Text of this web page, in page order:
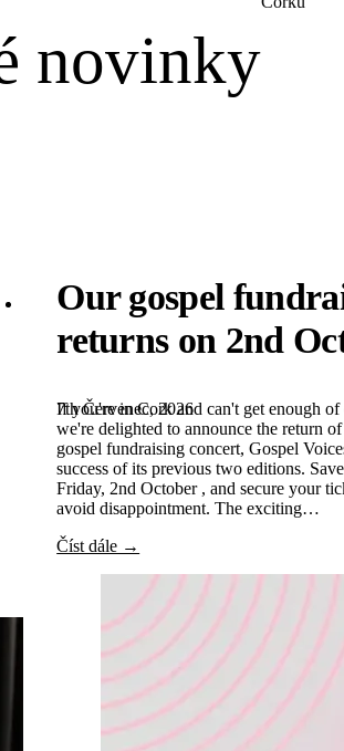
novinky
Our gospel
returns on 2nd
7th Červenec, 2026
If you're in Cork and can't get enough of
we're delighted to announce the return
gospel fundraising concert, Gospel
success of its previous two editions.
Friday, 2nd October , and secure your
avoid disappointment. The exciting…
Číst dále →